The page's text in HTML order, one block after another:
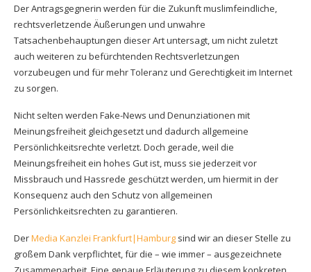
Der Antragsgegnerin werden für die Zukunft muslimfeindliche,
rechtsverletzende Äußerungen und unwahre
Tatsachenbehauptungen dieser Art untersagt, um nicht zuletzt
auch weiteren zu befürchtenden Rechtsverletzungen
vorzubeugen und für mehr Toleranz und Gerechtigkeit im Internet
zu sorgen.
Nicht selten werden Fake-News und Denunziationen mit
Meinungsfreiheit gleichgesetzt und dadurch allgemeine
Persönlichkeitsrechte verletzt. Doch gerade, weil die
Meinungsfreiheit ein hohes Gut ist, muss sie jederzeit vor
Missbrauch und Hassrede geschützt werden, um hiermit in der
Konsequenz auch den Schutz von allgemeinen
Persönlichkeitsrechten zu garantieren.
DerMedia Kanzlei Frankfurt|Hamburg sind wir an dieser Stelle zu
großem Dank verpflichtet, für die – wie immer – ausgezeichnete